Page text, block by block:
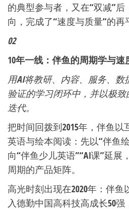
的典型参与者，又在“双减”
向，完成了“速度与质量”的再
02
10年一线：伴鱼的周期学与速
用AI将教研、内容、服务、
验证的学习闭环中，并以极
迭代。
把时间回拨到2015年，伴鱼
英语与绘本阅读：先以“伴鱼
向“伴鱼少儿英语”“AI课”延展
周期的产品矩阵。
高光时刻出现在2020年：伴鱼
入德勤中国高科技高成长50